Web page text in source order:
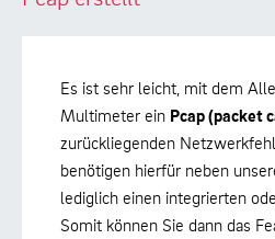
Es ist sehr leicht, mit dem
Multimeter ein Pcap (packet
zurückliegenden
benötigen hierfür neben
lediglich einen integrierten
Somit können Sie dann das
Karriere